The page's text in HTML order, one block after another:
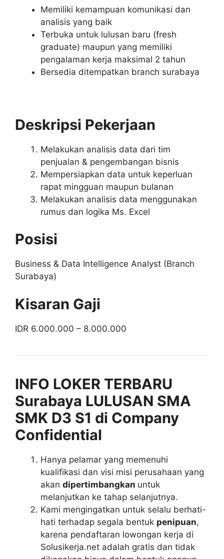
Memiliki kemampuan komunikasi dan
analisis yang baik
Terbuka untuk lulusan baru (fresh
graduate) maupun yang memiliki
pengalaman kerja maksimal 2 tahun
Bersedia ditempatkan branch surabaya
Deskripsi Pekerjaan
Melakukan analisis data dari tim
penjualan & pengembangan bisnis
Mempersiapkan data untuk keperluan
rapat mingguan maupun bulanan
Melakukan analisis data menggunakan
rumus dan logika Ms. Excel
Posisi
Business & Data Intelligence Analyst (Branch
Surabaya)
Kisaran Gaji
IDR 6.000.000 – 8.000.000
INFO LOKER TERBARU
Surabaya LULUSAN SMA
SMK D3 S1 di Company
Confidential
Hanya pelamar yang memenuhi
kualifikasi dan visi misi perusahaan yang
akan dipertimbangkan untuk
melanjutkan ke tahap selanjutnya.
Kami mengingatkan untuk selalu berhati-
hati terhadap segala bentuk penipuan,
karena pendaftaran lowongan kerja di
Solusikerja.net adalah gratis dan tidak